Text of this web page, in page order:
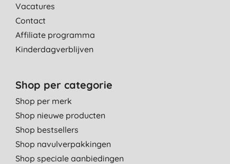
Vacatures
Contact
Affiliate programma
Kinderdagverblijven
Shop per categorie
Shop per merk
Shop nieuwe producten
Shop bestsellers
Shop navulverpakkingen
Shop speciale aanbiedingen